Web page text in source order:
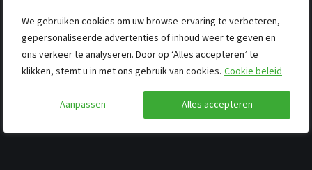
We gebruiken cookies om uw browse-ervaring te verbeteren,
gepersonaliseerde advertenties of inhoud weer te geven en
ons verkeer te analyseren. Door op ‘Alles accepteren’ te
klikken, stemt u in met ons gebruik van cookies. Cookie beleid
Aanpassen Alles accepteren